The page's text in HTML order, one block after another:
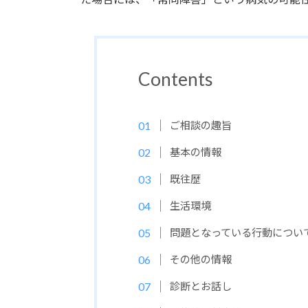
Contents
ご相談の趣旨
基本の情報
既往歴
生活環境
問題となっている行動につい
その他の情報
診断とお話し